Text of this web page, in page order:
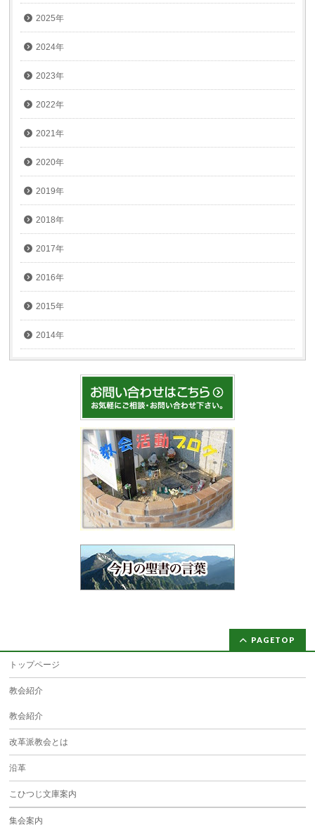
2025年
2024年
2023年
2022年
2021年
2020年
2019年
2018年
2017年
2016年
2015年
2014年
PAGETOP
トップページ
教会紹介
教会紹介
改革派教会とは
沿革
こひつじ文庫案内
集会案内